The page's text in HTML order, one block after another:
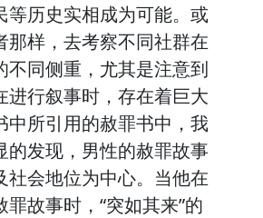
等历史实相成为可能。或
那样，去考察不同社群在
不同侧重，尤其是注意到
进行叙事时，存在着巨大
中所引用的赦罪书中，我
的发现，男性的赦罪故事
社会地位为中心。当他在
故事时，“突如其来”的